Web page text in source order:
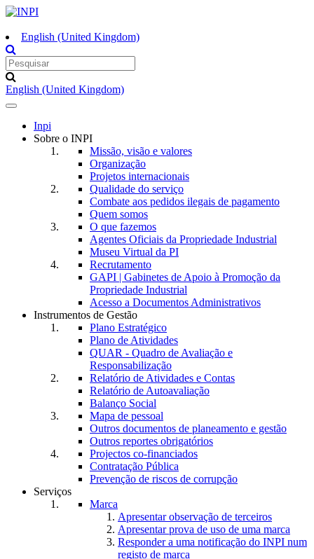
English (United Kingdom)
English (United Kingdom)
Toggle
navigation
Inpi
Sobre o INPI
Missão, visão e valores
Organização
Projetos internacionais
Qualidade do serviço
Combate aos pedidos ilegais de pagamento
Quem somos
O que fazemos
Agentes Oficiais da Propriedade Industrial
Museu Virtual da PI
Recrutamento
GAPI | Gabinetes de Apoio à Promoção da
Propriedade Industrial
Acesso a Documentos Administrativos
Instrumentos de Gestão
Plano Estratégico
Plano de Atividades
QUAR - Quadro de Avaliação e
Responsabilização
Relatório de Atividades e Contas
Relatório de Autoavaliação
Balanço Social
Mapa de pessoal
Outros documentos de planeamento e gestão
Outros reportes obrigatórios
Projectos co-financiados
Contratação Pública
Prevenção de riscos de corrupção
Serviços
Marca
Apresentar observação de terceiros
Apresentar prova de uso de uma marca
Responder a uma notificação do INPI num
registo de marca